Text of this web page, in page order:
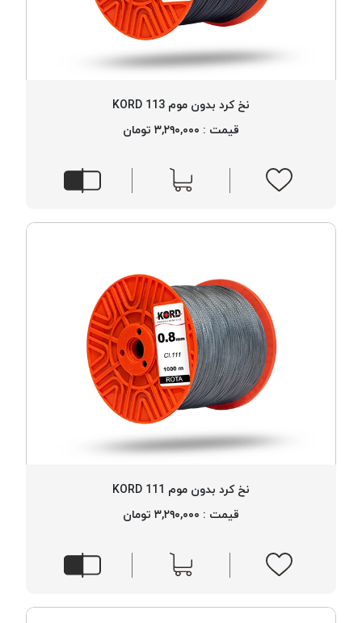
نخ کرد بدون موم 113 KORD
قیمت : ۳,۲۹۰,۰۰۰ تومان
نخ کرد بدون موم 111 KORD
قیمت : ۳,۲۹۰,۰۰۰ تومان